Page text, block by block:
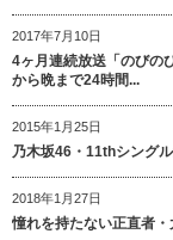
2017年7月10日
4ヶ月連続放送「のびの
から晩まで24時間...
2015年1月25日
乃木坂46・11thシング
2018年1月27日
憧れを持たない正直者・